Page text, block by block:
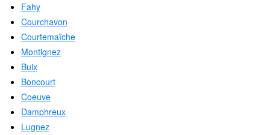
Fahy
Courchavon
Courtemaîche
Montignez
Buix
Boncourt
Coeuve
Damphreux
Lugnez